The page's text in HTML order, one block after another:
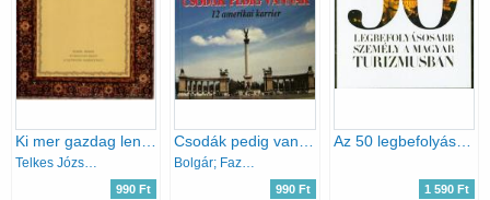
990 Ft 990 Ft
Az 50 legbefolyásosabb személy a magyar turizmusban
1 590 Ft